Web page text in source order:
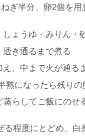
ぎ半分、卵2個を用
ょうゆ・みりん・
き通るまで煮る
、中まで火が通る
熟になったら残りの
らしてご飯にのせ
程度にとどめ、白